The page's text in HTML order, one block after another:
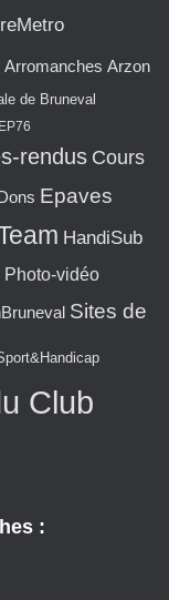
Arromanches Arzon
de Bruneval
rendus Cours
Epaves
HandiSub
Photo-vidéo
Sites de
Club
: